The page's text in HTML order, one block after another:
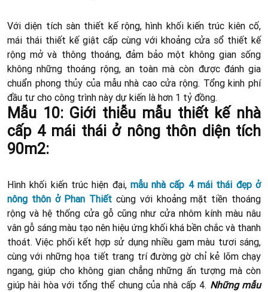
Với diện tích sàn thiết kế rộng, hình khối kiến trúc kiên cố,
mái thái thiết kế giật cấp cùng với khoảng cửa sổ thiết kế
rộng mở và thông thoáng, đảm bảo một không gian sống
không những thoáng rộng, an toàn mà còn được đánh gia
chuẩn phong thủy của mẫu nhà cao cửa rộng. Tổng kinh phí
đầu tư cho công trình này dự kiến là hơn 1 tỷ đồng.
Mẫu 10: Giới thiễu mẫu thiết kế nhà
cấp 4 mái thái ở nông thôn diện tích
90m2:
Hình khối kiến trúc hiện đại, mẫu nhà cấp 4 mái thái đẹp ở
nông thôn ở Phan Thiết cùng với khoảng mặt tiền thoáng
rộng và hệ thống cửa gỗ cũng như cửa nhôm kính màu nâu
vân gỗ sáng màu tạo nên hiệu ứng khối khá bền chắc và thanh
thoát. Việc phối kết hợp sử dụng nhiều gam màu tươi sáng,
cùng với những họa tiết trang trí đường gờ chỉ kẻ lõm chạy
ngang, giúp cho không gian chẳng những ấn tượng mà còn
giúp hài hòa với tổng thể chung của nhà cấp 4. Những mẫu